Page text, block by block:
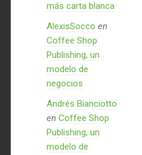
más carta blanca
AlexisSocco en
Coffee Shop
Publishing, un
modelo de
negocios
Andrés Bianciotto
en Coffee Shop
Publishing, un
modelo de